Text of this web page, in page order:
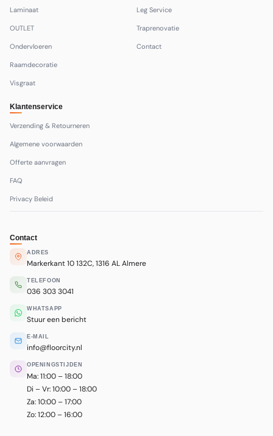
Laminaat
OUTLET
Ondervloeren
Raamdecoratie
Visgraat
Leg Service
Traprenovatie
Contact
Klantenservice
Verzending & Retourneren
Algemene voorwaarden
Offerte aanvragen
FAQ
Privacy Beleid
Contact
ADRES
Markerkant 10 132C, 1316 AL Almere
TELEFOON
036 303 3041
WHATSAPP
Stuur een bericht
E-MAIL
info@floorcity.nl
OPENINGSTIJDEN
Ma: 11:00 – 18:00
Di – Vr: 10:00 – 18:00
Za: 10:00 – 17:00
Zo: 12:00 – 16:00